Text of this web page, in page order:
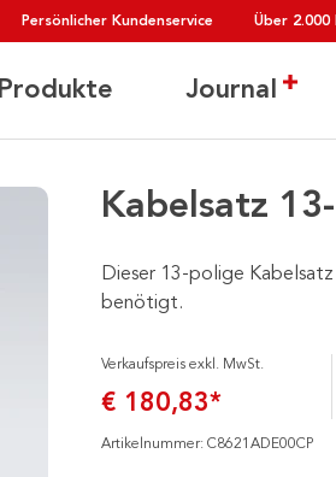
Persönlicher Kundenservice Über 2.000
Produkte Journal
Kabelsatz
Dieser 13-polige
benötigt.
Verkaufspreis exkl. MwSt.
€ 180,83*
Artikelnummer: C8621ADE00CP